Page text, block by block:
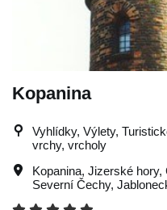
Kopanina
Vyhlídky, Výlety,
vrchy, vrcholy
Kopanina, Jizerské hory,
Severní Čechy,